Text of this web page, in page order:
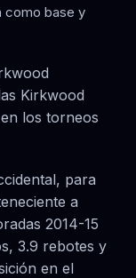
como base y
Kirkwood
los torneos
para
a
2014-15
3.9 rebotes y
en el